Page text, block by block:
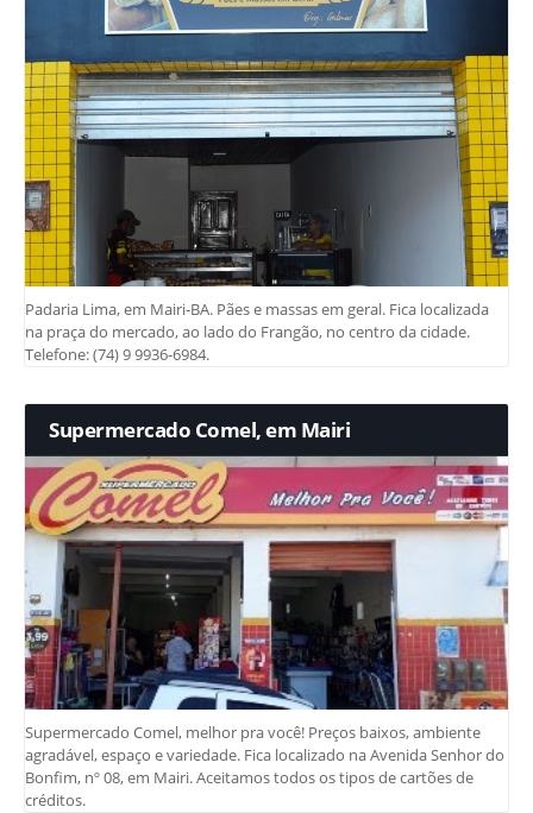
Padaria Lima, em Mairi-BA. Pães e massas em geral. Fica localizada
na praça do mercado, ao lado do Frangão, no centro da cidade.
Telefone: (74) 9 9936-6984.
Supermercado Comel, em Mairi
Supermercado Comel, melhor pra você! Preços baixos, ambiente
agradável, espaço e variedade. Fica localizado na Avenida Senhor do
Bonfim, nº 08, em Mairi. Aceitamos todos os tipos de cartões de
créditos.